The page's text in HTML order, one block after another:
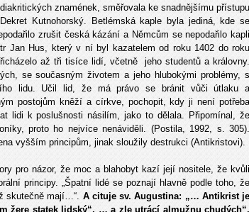
znamének, směřovala ke snadnějšímu přístupu
Kutnohorský. Betlémská kaple byla jediná, kde se
zrušit česká kázání a Němcům se nepodařilo kapli
Jan Hus, který v ní byl kazatelem od roku 1402 do roku
až tři tisíce lidí, včetně jeho studentů a královny.
se současným životem a jeho hlubokými problémy, s
lidu. Učil lid, že má právo se bránit vůči útlaku a
postojům kněží a církve, pochopit, kdy ji není potřeba
lidi k poslušnosti násilím, jako to dělala. Připomínal, že
proto ho nejvíce nenáviděli. (Postila, 1992, s. 305).
vyšším principům, jinak sloužily destrukci (Antikristovi).
pro názor, že moc a blahobyt kazí její nositele, že kvůli
principy. „Špatní lidé se poznají hlavně podle toho, že
skutečně mají…“. A cituje sv. Augustina: „… Antikrist je
žere statek lidský“, … a zle utrácí almužnu chudých“,